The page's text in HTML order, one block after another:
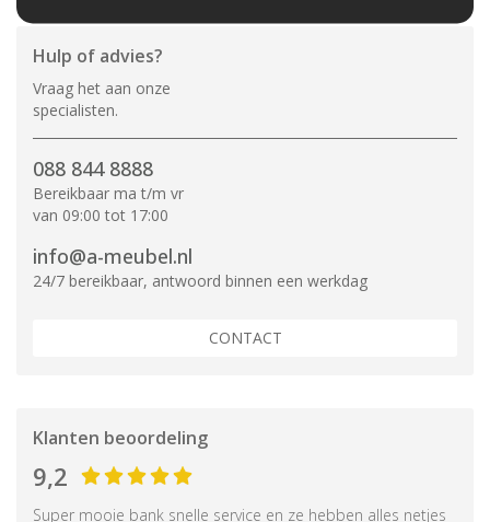
Hulp of advies?
Vraag het aan onze
specialisten.
088 844 8888
Bereikbaar ma t/m vr
van 09:00 tot 17:00
info@a-meubel.nl
24/7 bereikbaar, antwoord binnen een werkdag
CONTACT
Klanten beoordeling
9,2
Super mooie bank snelle service en ze hebben alles netjes